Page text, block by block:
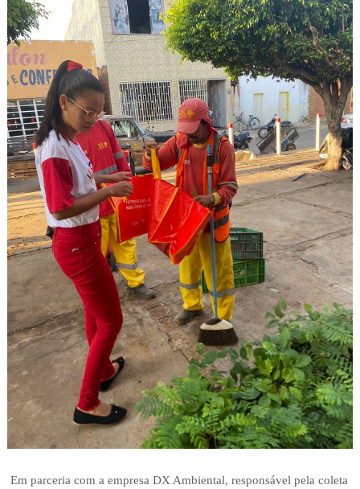
Em parceria com a empresa DX Ambiental, responsável pela coleta